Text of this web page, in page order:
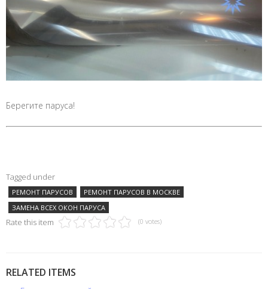
Берегите паруса!
Tagged under
РЕМОНТ ПАРУСОВ
РЕМОНТ ПАРУСОВ В МОСКВЕ
ЗАМЕНА ВСЕХ ОКОН ПАРУСА
Rate this item (0 votes)
RELATED ITEMS